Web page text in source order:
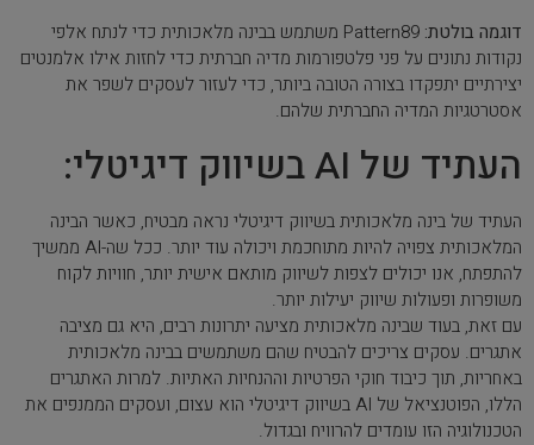
דוגמה בולטת:
Pattern89 משתמש בבינה מלאכותית כדי לנתח אלפי
נקודות נתונים על פני פלטפורמות מדיה חברתית כדי לחזות אילו אלמנטים
יצירתיים יתפקדו בצורה הטובה ביותר, כדי לעזור לעסקים לשפר את
אסטרטגיות המדיה החברתית שלהם.
העתיד של AI בשיווק דיגיטלי:
העתיד של בינה מלאכותית בשיווק דיגיטלי נראה מבטיח, כאשר הבינה
המלאכותית צפויה להיות מתוחכמת ויכולה עוד יותר. ככל שה-AI ממשיך
להתפתח, אנו יכולים לצפות לשיווק מותאם אישית יותר, חוויות לקוח
משופרות ופעולות שיווק יעילות יותר.
עם זאת, בעוד שבינה מלאכותית מציעה יתרונות רבים, היא גם מציבה
אתגרים. עסקים צריכים להבטיח שהם משתמשים בבינה מלאכותית
באחריות, תוך כיבוד חוקי הפרטיות וההנחיות האתיות. למרות האתגרים
הללו, הפוטנציאל של AI בשיווק דיגיטלי הוא עצום, ועסקים הממנפים את
הטכנולוגיה הזו עומדים להרוויח ובגדול.